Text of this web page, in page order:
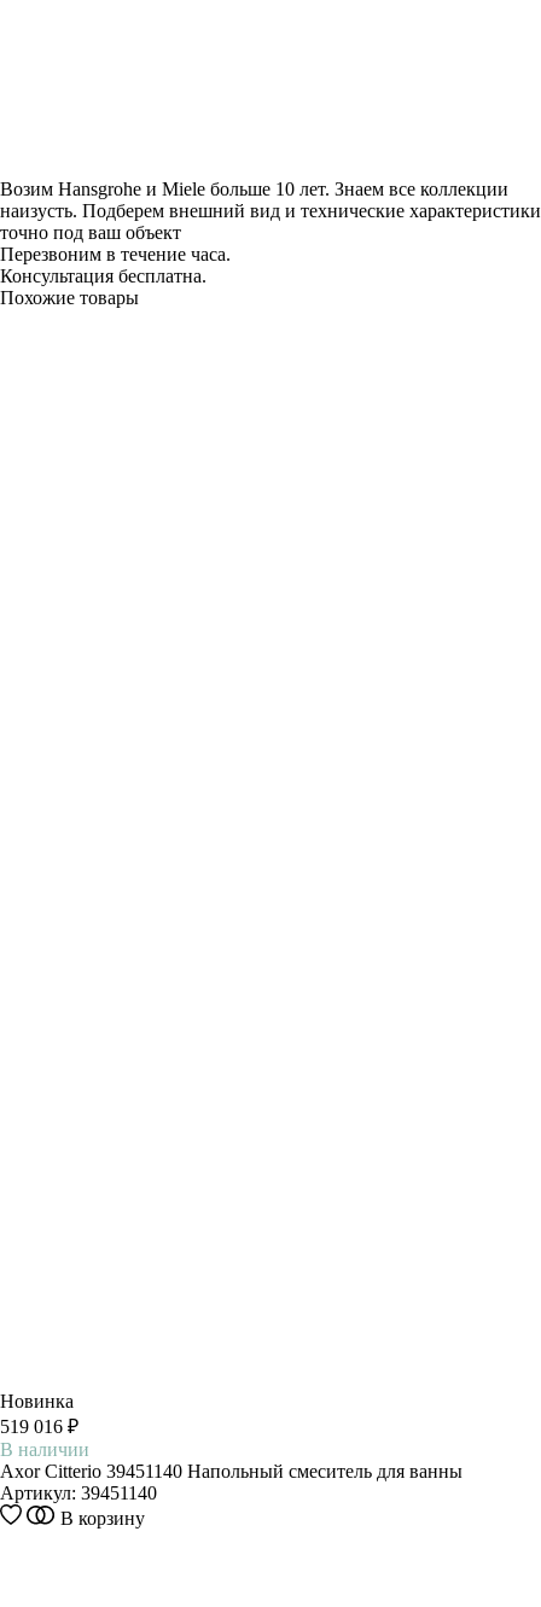
Возим Hansgrohe и Miele больше 10 лет. Знаем все коллекции
наизусть. Подберем внешний вид и технические характеристики
точно под ваш объект
Перезвоним в течение часа.
Консультация бесплатна.
Похожие товары
Новинка
519 016 ₽
В наличии
Axor Citterio 39451140 Напольный смеситель для ванны
Артикул: 39451140
В корзину